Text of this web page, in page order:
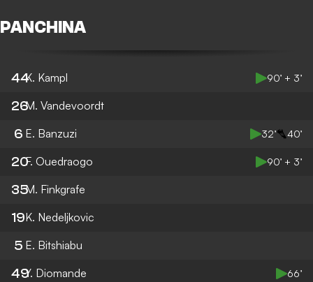
PANCHINA
44K. Kampl 90’ + 3’
26M. Vandevoordt
6 E. Banzuzi 32’ 40’
20F. Ouedraogo 90’ + 3’
35M. Finkgrafe
19K. Nedeljkovic
5 E. Bitshiabu
49Y. Diomande 66’